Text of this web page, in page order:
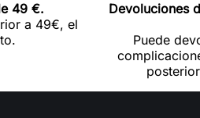
49 €.
a 49€, el
Devoluciones
Puede